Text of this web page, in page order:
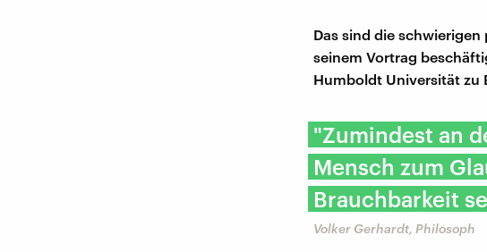
Das sind die
seinem Vortrag
Humboldt Universität zu
"Zumindest an
Mensch zum
Brauchbarkeit
Volker Gerhardt, Philosoph